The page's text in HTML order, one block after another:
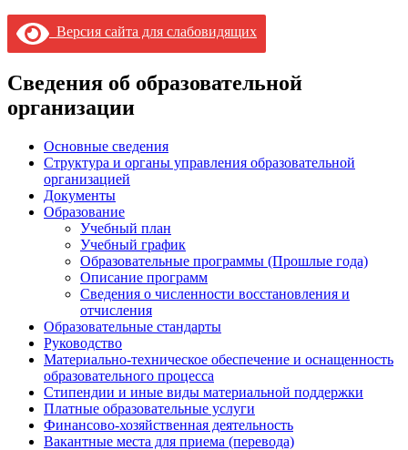
Версия сайта для слабовидящих
Сведения об образовательной
организации
Основные сведения
Структура и органы управления образовательной
организацией
Документы
Образование
Учебный план
Учебный график
Образовательные программы (Прошлые года)
Описание программ
Сведения о численности восстановления и
отчисления
Образовательные стандарты
Руководство
Материально-техническое обеспечение и оснащенность
образовательного процесса
Стипендии и иные виды материальной поддержки
Платные образовательные услуги
Финансово-хозяйственная деятельность
Вакантные места для приема (перевода)